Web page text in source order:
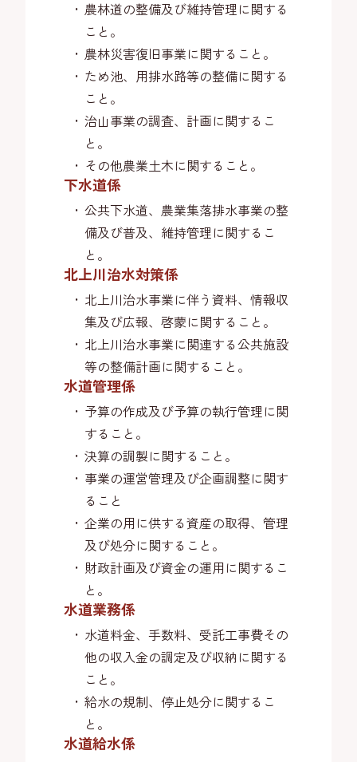
農林道の整備及び維持管理に関する
こと。
農林災害復旧事業に関すること。
ため池、用排水路等の整備に関する
こと。
治山事業の調査、計画に関するこ
と。
その他農業土木に関すること。
下水道係
公共下水道、農業集落排水事業の整
備及び普及、維持管理に関するこ
と。
北上川治水対策係
北上川治水事業に伴う資料、情報収
集及び広報、啓蒙に関すること。
北上川治水事業に関連する公共施設
等の整備計画に関すること。
水道管理係
予算の作成及び予算の執行管理に関
すること。
決算の調製に関すること。
事業の運営管理及び企画調整に関す
ること
企業の用に供する資産の取得、管理
及び処分に関すること。
財政計画及び資金の運用に関するこ
と。
水道業務係
水道料金、手数料、受託工事費その
他の収入金の調定及び収納に関する
こと。
給水の規制、停止処分に関するこ
と。
水道給水係